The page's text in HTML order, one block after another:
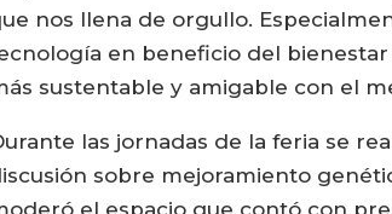
nos llena de orgullo.
en beneficio del
sustentable y amigable con el
las jornadas de la feria se
sobre mejoramiento